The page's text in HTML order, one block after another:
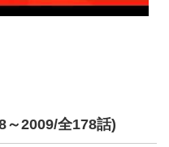
～2009/全178話)